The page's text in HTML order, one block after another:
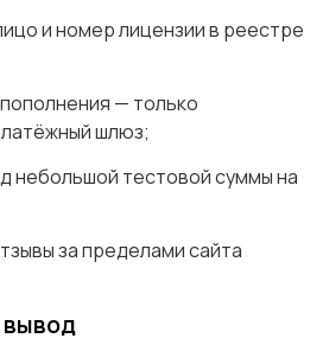
и номер лицензии в реестре
— только
шлюз;
небольшой тестовой суммы на
за пределами сайта
вывод